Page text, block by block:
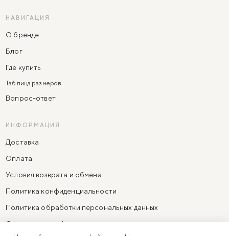
НАВИГАЦИЯ
О бренде
Блог
Где купить
Таблица размеров
Вопрос-ответ
ИНФОРМАЦИЯ
Доставка
Оплата
Условия возврата и обмена
Политика конфиденциальности
Политика обработки персональных данных
Согласие на информационно-рекламную рассылку